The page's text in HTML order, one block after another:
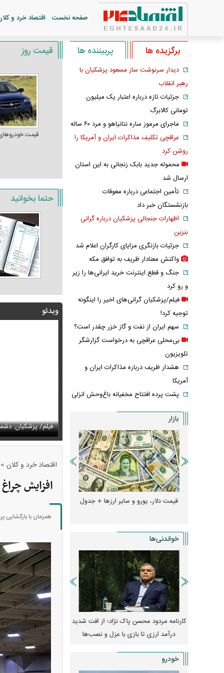
صفحه نخست اقتصاد خرد و
قیمت روز
قیمت
حتما بخوانید
ویدئو
رامین پرچمی از کار قشنگی که مهران مدیری برایش
فیلم/ پزشکیان: بهنوش بختیاری با این استوری همه را به فکر فرو برد حذف خبر
اقتصاد خرد و کلان »
افزایش
همزمان با بازگشایی
برگزیده ها پربیننده ها
دیدار سرنوشت ساز مسعود پزشکیان با
رهبر انقلاب
جزئیات تازه درباره اعتبار یک میلیون
تومانی کالابرگ
ماجرای مرموز ساره نتانیاهو و مرد ۶۰ ساله
عراقچی تکلیف مذاکرات ایران و آمریکا را
روشن کرد
محموله جدید بابک زنجانی به این استان
ارسال شد
تأمین اجتماعی درباره معوقات
بازنشستگان خبر داد
اظهارات جنجالی پزشکیان درباره گرانی
بنزین
جزئیات بازنگری مزایای کارگران اعلام شد
واکنش معنادار ظریف به توافق مکه
جنگ و قطع اینترنت خرید ایرانی‌ها را زیر
و رو کرد
فیلم/پزشکیان گرانی‌های اخیر را اینگونه
توجیه کرد!
سهم ایران از نفت و گاز خزر چقدر است؟
بی‌محلی عراقچی به درخواست گزارشگر
تلویزیون
هشدار ظریف درباره مذاکرات ایران و
آمریکا
پشت پرده افتتاح مخفیانه باغ‌وحش انزلی
بازار
قیمت دلار، یورو و سایر ارز‌ها + جدول قیمت خودرو‌های ایران
خواندنی‌ها
کارنامه مردود محسن پاک‌ نژاد؛ از افت شدید
درآمد ارزی تا بازی با عزل و نصب‌ها
۱۴۰۵
خودرو